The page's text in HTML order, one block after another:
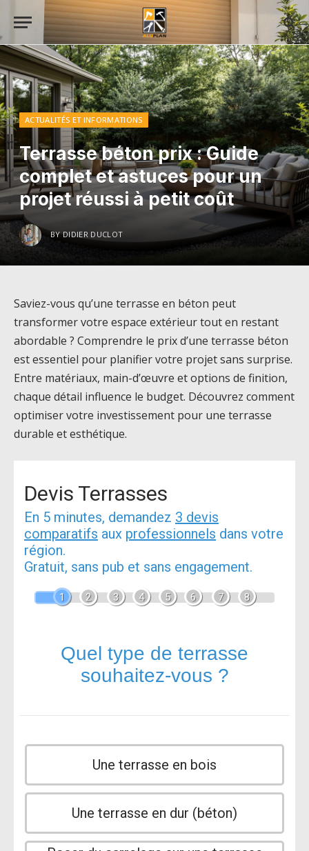
ACTUALITÉS ET INFORMATIONS
Terrasse béton prix : Guide
complet et astuces pour un
projet réussi à petit coût
BY DIDIER DUCLOT
Saviez-vous qu’une terrasse en béton peut
transformer votre espace extérieur tout en restant
abordable ? Comprendre le prix d’une terrasse béton
est essentiel pour planifier votre projet sans surprise.
Entre matériaux, main-d’œuvre et options de finition,
chaque détail influence le budget. Découvrez comment
optimiser votre investissement pour une terrasse
durable et esthétique.
Devis Terrasses
En 5 minutes, demandez 3 devis
comparatifs aux professionnels dans votre
région.
Gratuit, sans pub et sans engagement.
1 2 3 4 5 6 7 8
Quel type de terrasse
souhaitez-vous ?
Une terrasse en bois
Une terrasse en dur (béton)